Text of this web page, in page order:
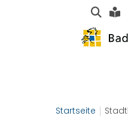
Startseite